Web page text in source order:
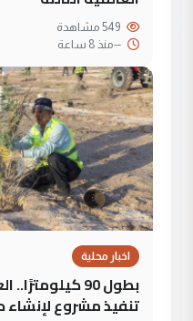
--منذ 8 ساعة
اخبار محلية
بطول 90
تنفيذ مشروع